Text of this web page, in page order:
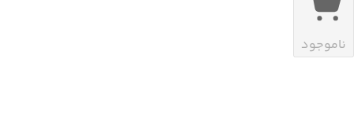
ناموجود